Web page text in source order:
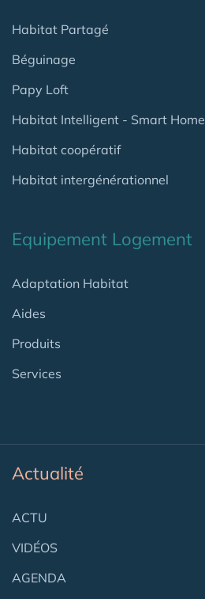
Habitat Partagé
Béguinage
Papy Loft
Habitat Intelligent - Smart Home
Habitat coopératif
Habitat intergénérationnel
Equipement Logement
Adaptation Habitat
Aides
Produits
Services
Actualité
ACTU
VIDÉOS
AGENDA